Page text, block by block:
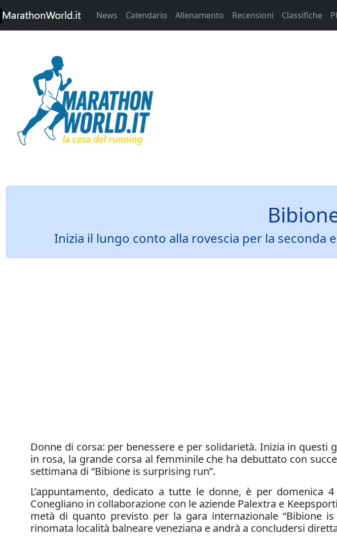
News Calendario Allenamento Recensioni Classifiche
Inizia il lungo conto alla rovescia per la
Donne di corsa: per benessere e per solidarietà. Inizia in
in rosa, la grande corsa al femminile che ha debuttato con
settimana di “Bibione is surprising run”.
L’appuntamento, dedicato a tutte le donne, è per domenica
Conegliano in collaborazione con le aziende Palextra e
metà di quanto previsto per la gara internazionale “Bibione
rinomata località balneare veneziana e andrà a concludersi